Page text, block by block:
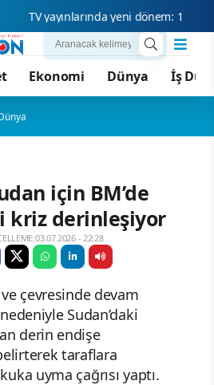
TV
Ekonomi Dünya İş
için BM’de
kriz derinleşiyor
- 22:28
çevresinde devam
Sudan’daki
derin endişe
taraflara
uyma çağrısı yaptı.